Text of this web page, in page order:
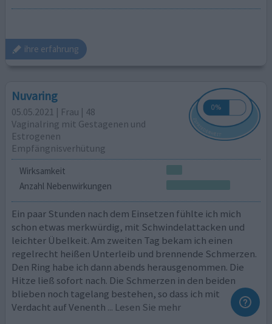
ihre erfahrung
Nuvaring
05.05.2021 | Frau | 48
Vaginalring mit Gestagenen und
Estrogenen
Empfängnisverhütung
Wirksamkeit
Anzahl Nebenwirkungen
Ein paar Stunden nach dem Einsetzen fühlte ich mich
schon etwas merkwürdig, mit Schwindelattacken und
leichter Übelkeit. Am zweiten Tag bekam ich einen
regelrecht heißen Unterleib und brennende Schmerzen.
Den Ring habe ich dann abends herausgenommen. Die
Hitze ließ sofort nach. Die Schmerzen in den beiden
blieben noch tagelang bestehen, so dass ich mit
Verdacht auf Venenth ... Lesen Sie mehr